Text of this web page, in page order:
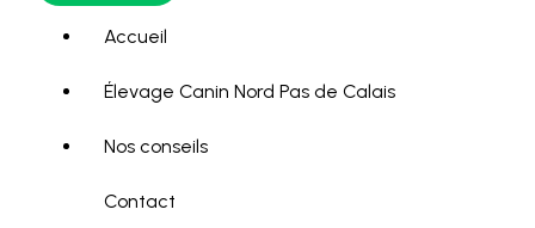
Accueil
Élevage Canin Nord Pas de Calais
Nos conseils
Contact